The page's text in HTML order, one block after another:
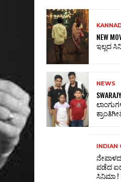
NEW
ಇಲ್ಲದ
NEWS
INDIAN
ಪಡೆದ
ಸಿನಿಮಾ !